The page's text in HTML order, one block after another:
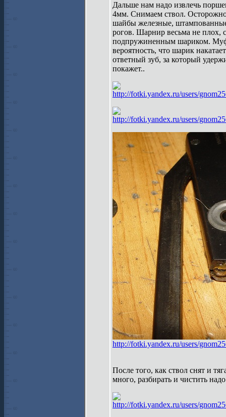
Дальше нам надо извлечь
4мм. Снимаем ствол.
шайбы железные,
рогов. Шарнир весьма не плох,
подпружиненным шариком.
вероятность, что шарик
ответный зуб, за который
покажет..
http://fotki.yandex.ru/users/
http://fotki.yandex.ru/users/
http://fotki.yandex.ru/users/
После того, как ствол снят и
много, разбирать и чистить
http://fotki.yandex.ru/users/